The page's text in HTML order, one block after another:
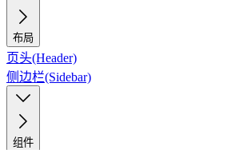
布局
页头(Header)
侧边栏(Sidebar)
组件